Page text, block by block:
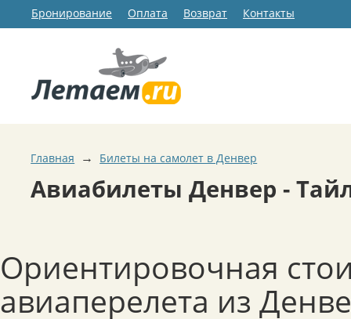
Бронирование Оплата Возврат Контакты
Главная → Билеты на самолет в Денвер
Авиабилеты Денвер -
Ориентировочная
авиаперелета из